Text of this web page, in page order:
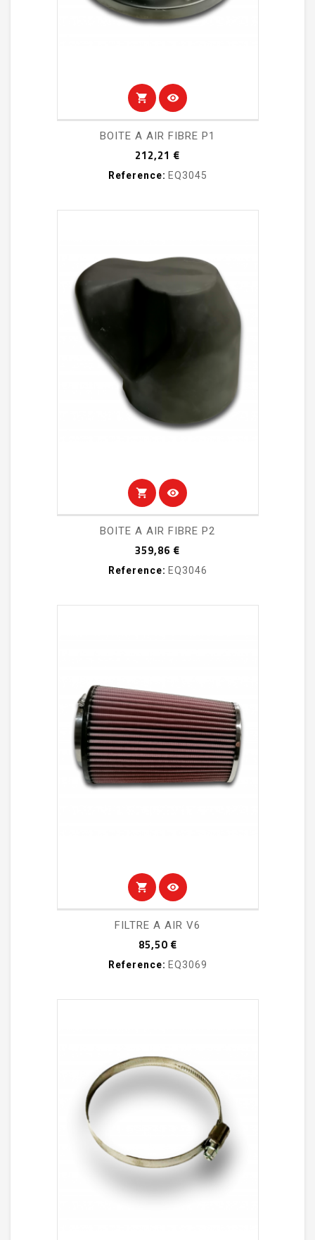
shopping_cart visibility
BOITE A AIR FIBRE P1
212,21 €
Reference: EQ3045
shopping_cart visibility
BOITE A AIR FIBRE P2
359,86 €
Reference: EQ3046
shopping_cart visibility
FILTRE A AIR V6
85,50 €Prix
Reference: EQ3069